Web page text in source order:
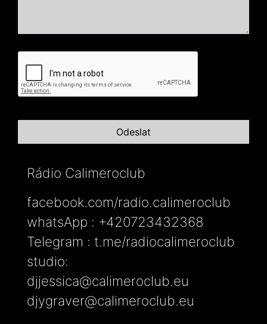
Rádio Calimeroclub
facebook.com/radio.calimeroclub
whatsApp : +420723432368
Telegram : t.me/radiocalimeroclub
studio:
djjessica@calimeroclub.eu
djygraver@calimeroclub.eu